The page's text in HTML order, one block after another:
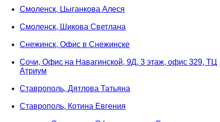
Смоленск, Цыганкова Алеся
Смоленск, Шикова Светлана
Снежинск, Офис в Снежинске
Сочи, Офис на Навагинской, 9Д, 3 этаж, офис 329, ТЦ
Атриум
Ставрополь, Дятлова Татьяна
Ставрополь, Котина Евгения